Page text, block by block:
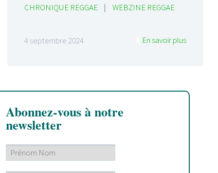
CHRONIQUE REGGAE | WEBZINE REGGAE
4 septembre 2024 En savoir plus
Abonnez-vous à notre
newsletter